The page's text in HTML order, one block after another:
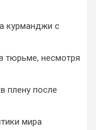
курманджи с
тюрьме, несмотря
плену после
мира